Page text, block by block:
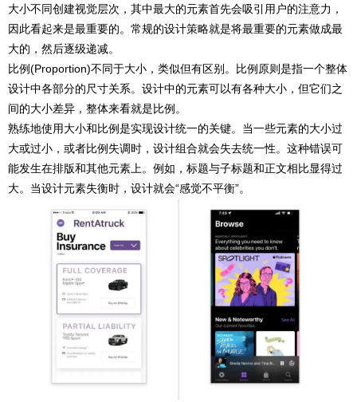
大小不同创建视觉层次，其中最大的元素首先会吸引用户的注意力，
因此看起来是最重要的。常规的设计策略就是将最重要的元素做成最
大的，然后逐级递减。
比例(Proportion)不同于大小，类似但有区别。比例原则是指一个整体
设计中各部分的尺寸关系。设计中的元素可以有各种大小，但它们之
间的大小差异，整体来看就是比例。
熟练地使用大小和比例是实现设计统一的关键。当一些元素的大小过
大或过小，或者比例失调时，设计组合就会失去统一性。这种错误可
能发生在排版和其他元素上。例如，标题与子标题和正文相比显得过
大。当设计元素失衡时，设计就会“感觉不平衡”。